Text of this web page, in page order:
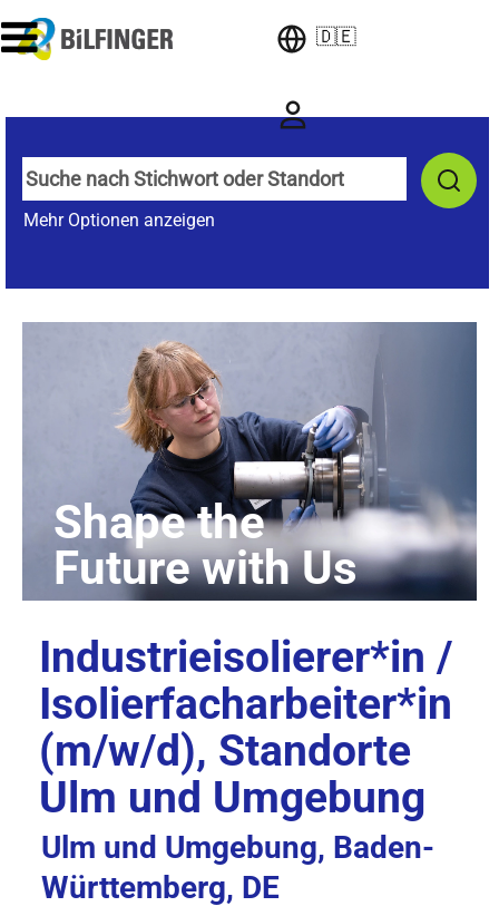
🇩🇪
Mehr Optionen anzeigen
Industrieisolierer*in /
Isolierfacharbeiter*in
(m/w/d), Standorte
Ulm und Umgebung
Ulm und Umgebung, Baden-
Württemberg, DE